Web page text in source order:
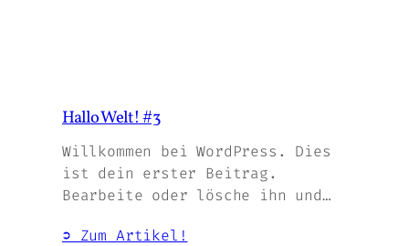
Hallo Welt! #3
Willkommen bei WordPress. Dies
ist dein erster Beitrag.
Bearbeite oder lösche ihn und…
➲ Zum Artikel!